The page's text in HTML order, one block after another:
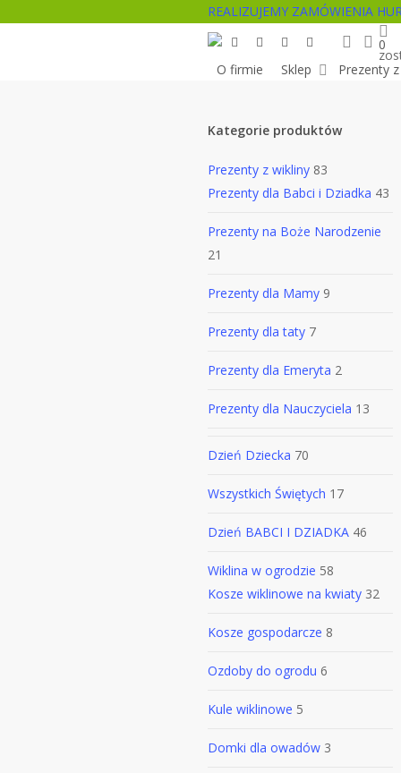
REALIZUJEMY ZAMÓWIENIA
facebook
pinterestyoutubeinstagram search
0
O firmie Sklep Prezenty
Kategorie produktów
Prezenty z wikliny 83
Prezenty dla Babci i Dziadka 43
Prezenty na Boże Narodzenie
21
Prezenty dla Mamy 9
Prezenty dla taty 7
Prezenty dla Emeryta 2
Prezenty dla Nauczyciela 13
Dzień Dziecka 70
Wszystkich Świętych 17
Dzień BABCI I DZIADKA 46
Wiklina w ogrodzie 58
Kosze wiklinowe na kwiaty 32
Kosze gospodarcze 8
Ozdoby do ogrodu 6
Kule wiklinowe 5
Domki dla owadów 3